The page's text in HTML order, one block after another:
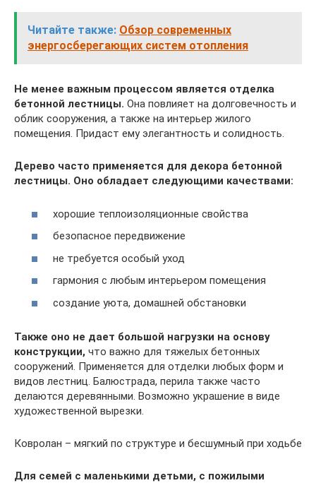
Читайте также: Обзор современных
энергосберегающих систем отопления
Не менее важным процессом является отделка
бетонной лестницы. Она повлияет на долговечность и
облик сооружения, а также на интерьер жилого
помещения. Придаст ему элегантность и солидность.
Дерево часто применяется для декора бетонной
лестницы. Оно обладает следующими качествами:
хорошие теплоизоляционные свойства
безопасное передвижение
не требуется особый уход
гармония с любым интерьером помещения
создание уюта, домашней обстановки
Также оно не дает большой нагрузки на основу
конструкции, что важно для тяжелых бетонных
сооружений. Применяется для отделки любых форм и
видов лестниц. Балюстрада, перила также часто
делаются деревянными. Возможно украшение в виде
художественной вырезки.
Ковролан – мягкий по структуре и бесшумный при ходьбе
Для семей с маленькими детьми, с пожилыми